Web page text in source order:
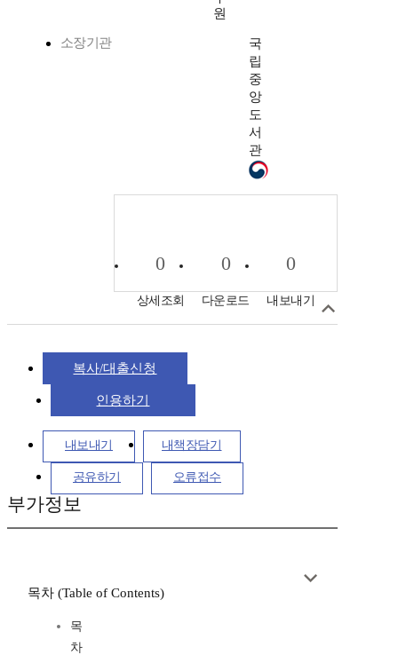
원
소장기관
국
립
중
앙
도
서
관
0
상세조회
0
다운로드
0
내보내기
복사/대출신청
인용하기
내보내기 내책장담기
공유하기 오류접수
부가정보
목차 (Table of Contents)
목
차